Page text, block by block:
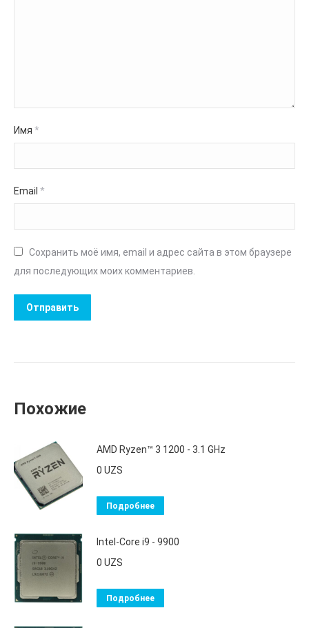
Имя *
Email *
Сохранить моё имя, email и адрес сайта в этом браузере
для последующих моих комментариев.
Похожие
AMD Ryzen™ 3 1200 - 3.1 GHz
0 UZS
Подробнее
Intel-Core i9 - 9900
0 UZS
Подробнее